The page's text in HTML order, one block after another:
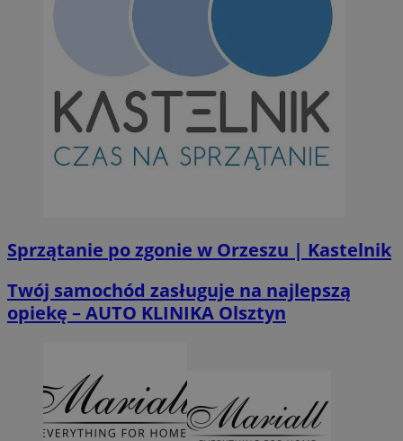
Sprzątanie po zgonie w Orzeszu | Kastelnik
Twój samochód zasługuje na najlepszą
opiekę – AUTO KLINIKA Olsztyn